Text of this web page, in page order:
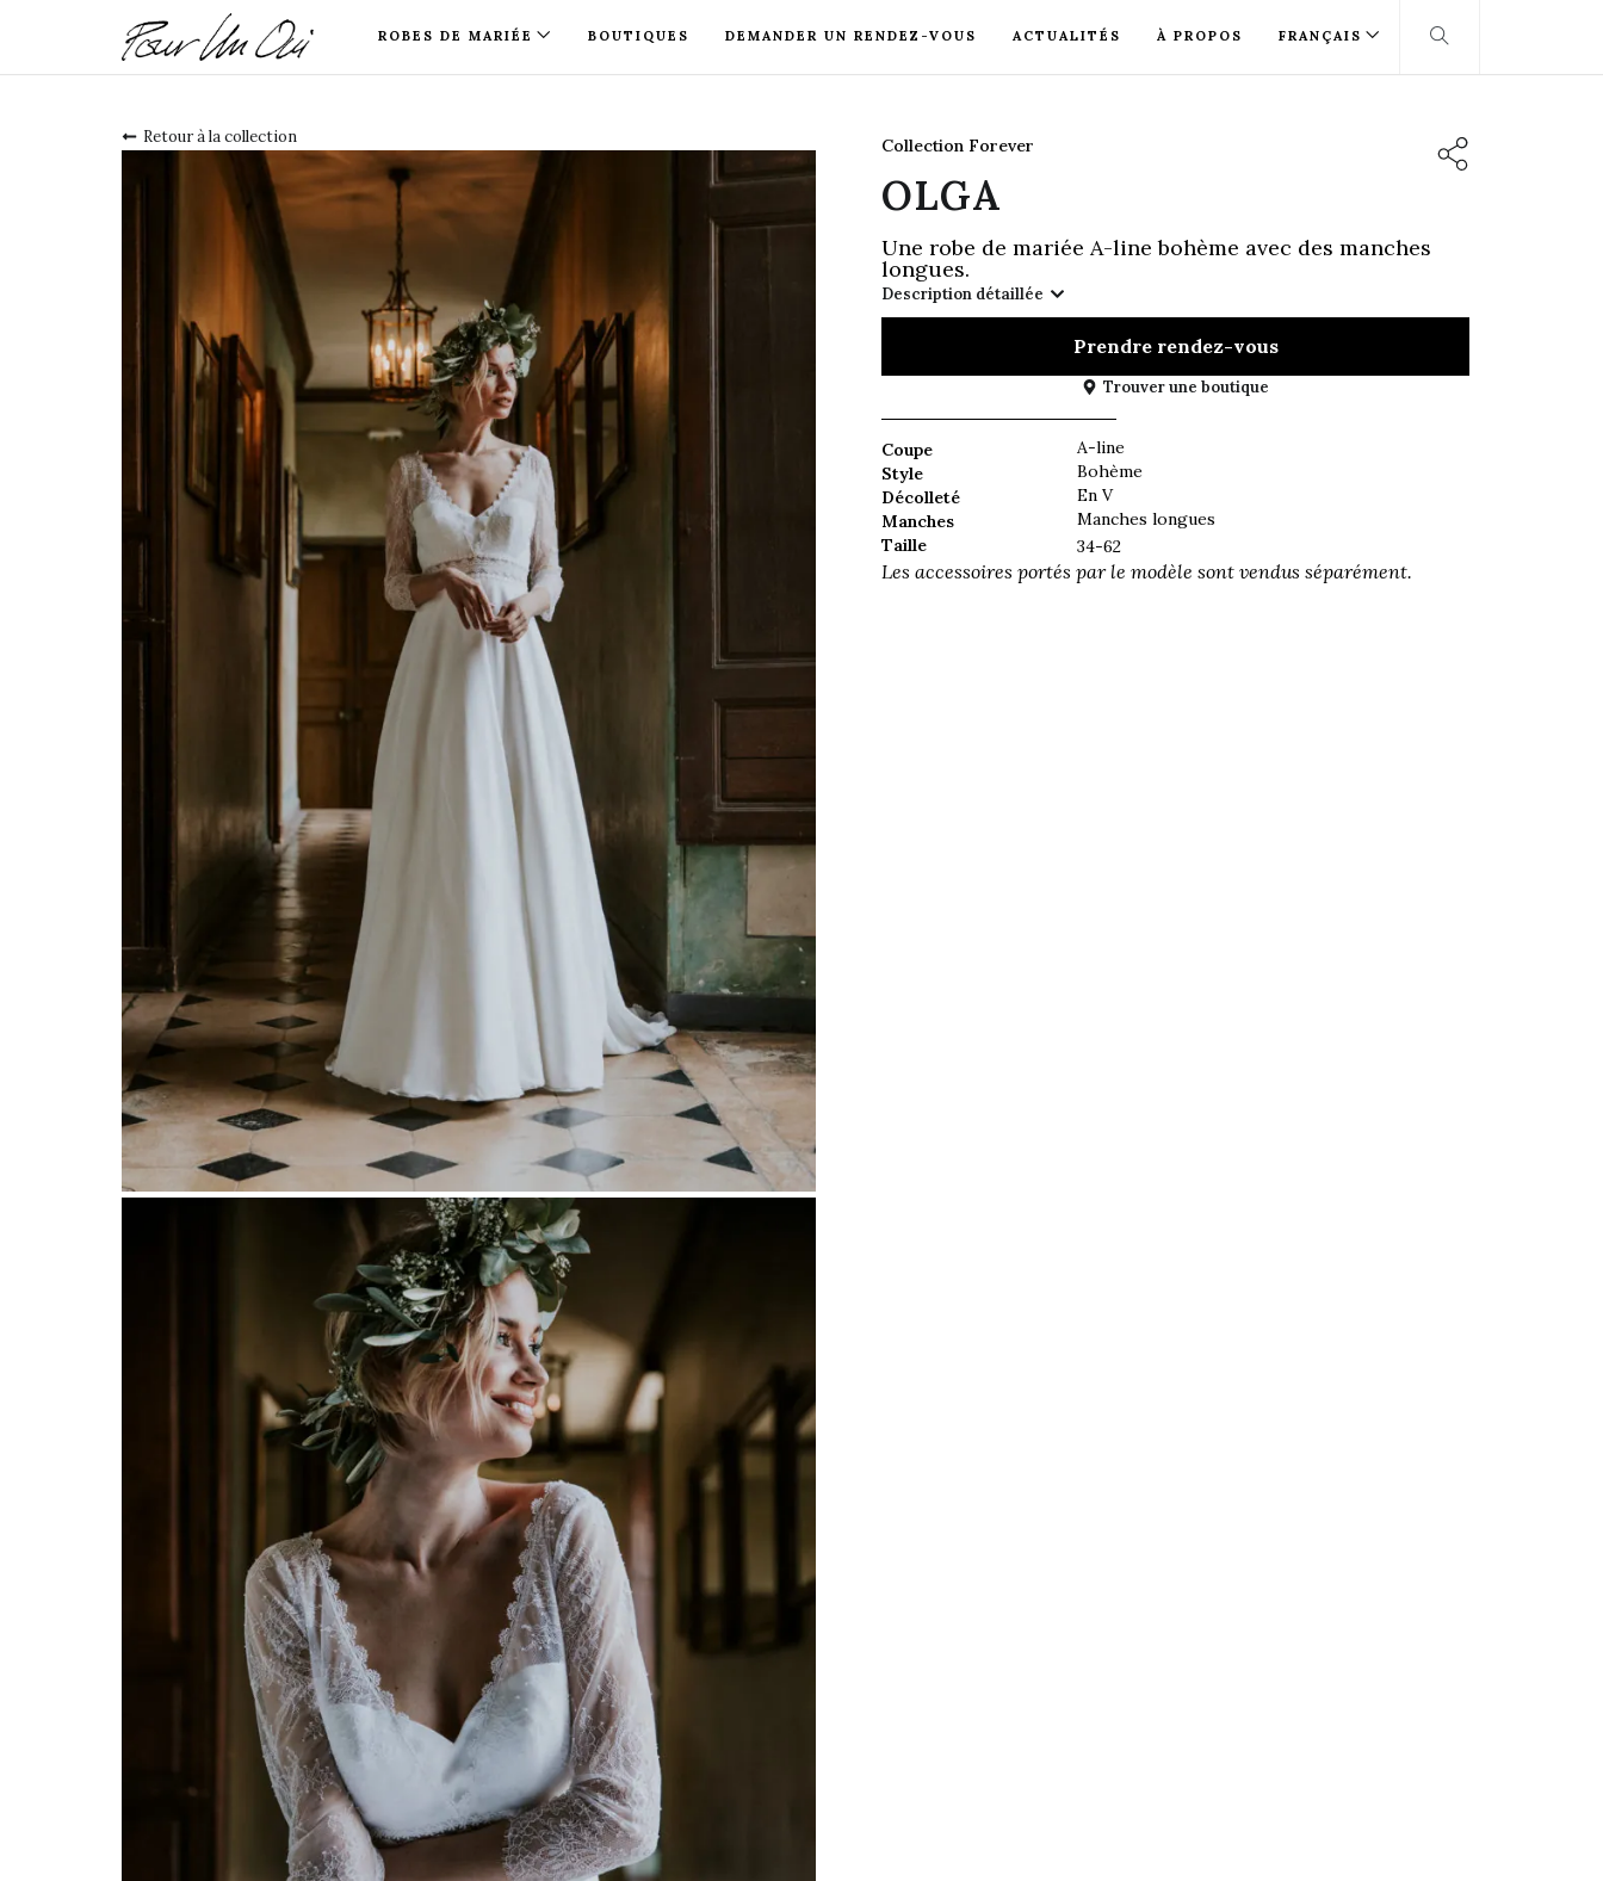
ROBES DE MARIÉE BOUTIQUES DEMANDER UN RENDEZ-VOUS ACTUALITÉS À PROPOS FRANÇAIS
Retour à la collection Collection Forever
OLGA
Une robe de mariée A-line bohème avec des manches
longues.
Description détaillée
Prendre rendez-vous
Trouver une boutique
Coupe
A-line
Style
Bohème
Décolleté
En V
Manches
Manches longues
Taille
34-62
Les accessoires portés par le modèle sont vendus séparément.